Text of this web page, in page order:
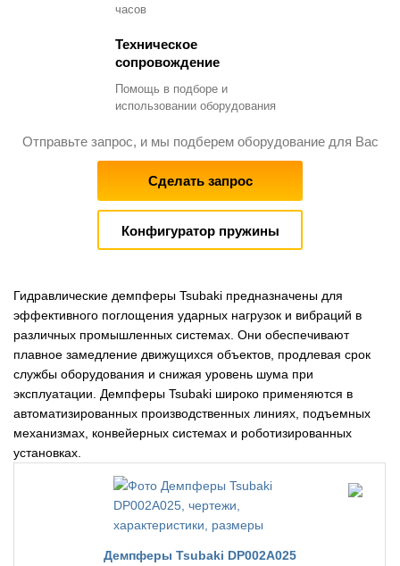
часов
Техническое
сопровождение
Помощь в подборе и
использовании оборудования
Отправьте запрос, и мы подберем оборудование для Вас
Сделать запрос
Конфигуратор пружины
Гидравлические демпферы Tsubaki предназначены для
эффективного поглощения ударных нагрузок и вибраций в
различных промышленных системах. Они обеспечивают
плавное замедление движущихся объектов, продлевая срок
службы оборудования и снижая уровень шума при
эксплуатации. Демпферы Tsubaki широко применяются в
автоматизированных производственных линиях, подъемных
механизмах, конвейерных системах и роботизированных
установках.
Демпферы Tsubaki DP002A025